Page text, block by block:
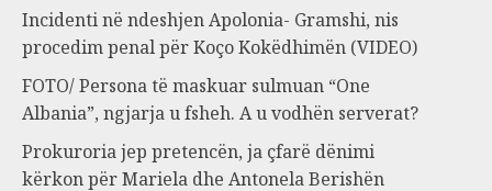
Incidenti në ndeshjen Apolonia- Gramshi, nis
procedim penal për Koço Kokëdhimën (VIDEO)
FOTO/ Persona të maskuar sulmuan “One
Albania”, ngjarja u fsheh. A u vodhën serverat?
Prokuroria jep pretencën, ja çfarë dënimi
kërkon për Mariela dhe Antonela Berishën